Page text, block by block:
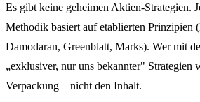
Es gibt keine geheimen Aktien-Strategien.
Methodik basiert auf etablierten Prinzipien
Damodaran, Greenblatt, Marks). Wer mit
„exklusiver, nur uns bekannter" Strategien
Verpackung – nicht den Inhalt.